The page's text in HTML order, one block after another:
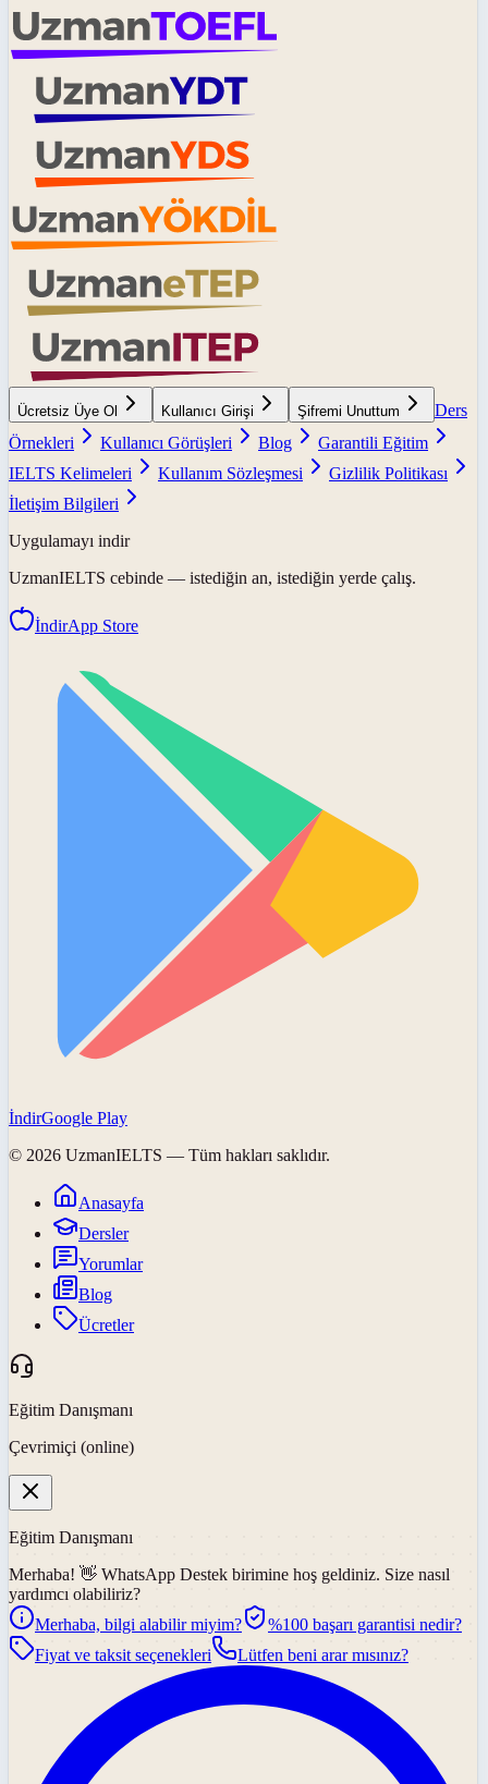
Ücretsiz Üye Ol Kullanıcı Girişi Şifremi Unuttum
Ders
Örnekleri
Kullanıcı Görüşleri Blog
Garantili Eğitim
IELTS Kelimeleri
Kullanım Sözleşmesi
Gizlilik Politikası
İletişim Bilgileri
Uygulamayı indir
UzmanIELTS cebinde — istediğin an, istediğin yerde çalış.
İndirApp Store
İndirGoogle Play
© 2026 UzmanIELTS — Tüm hakları saklıdır.
Anasayfa
Dersler
Yorumlar
Blog
Ücretler
Eğitim Danışmanı
Çevrimiçi (online)
Eğitim Danışmanı
Merhaba! 👋 WhatsApp Destek birimine hoş geldiniz. Size nasıl
yardımcı olabiliriz?
Merhaba, bilgi alabilir miyim?
%100 başarı garantisi nedir?
Fiyat ve taksit seçenekleri
Lütfen beni arar mısınız?